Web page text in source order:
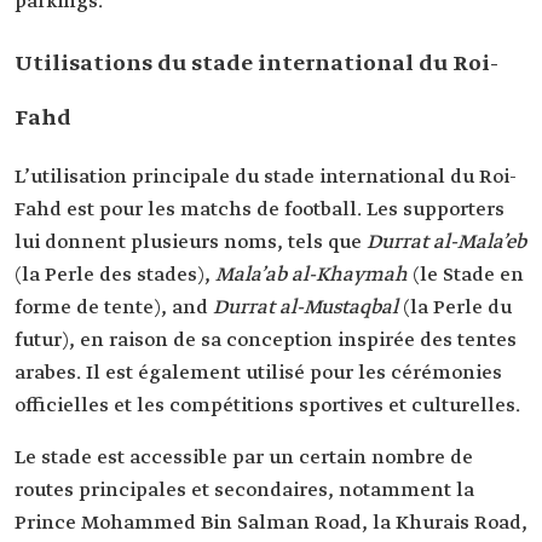
Utilisations du stade international du Roi-
Fahd
L’utilisation principale du stade international du Roi-
Fahd est pour les matchs de football. Les supporters
lui donnent plusieurs noms, tels que Durrat al-Mala’eb
(la Perle des stades), Mala’ab al-Khaymah (le Stade en
forme de tente), andDurrat al-Mustaqbal(la Perle du
futur), en raison de sa conception inspirée des tentes
arabes. Il est également utilisé pour les cérémonies
officielles et les compétitions sportives et culturelles.
Le stade est accessible par un certain nombre de
routes principales et secondaires, notamment la
Prince Mohammed Bin Salman Road, la Khurais Road,